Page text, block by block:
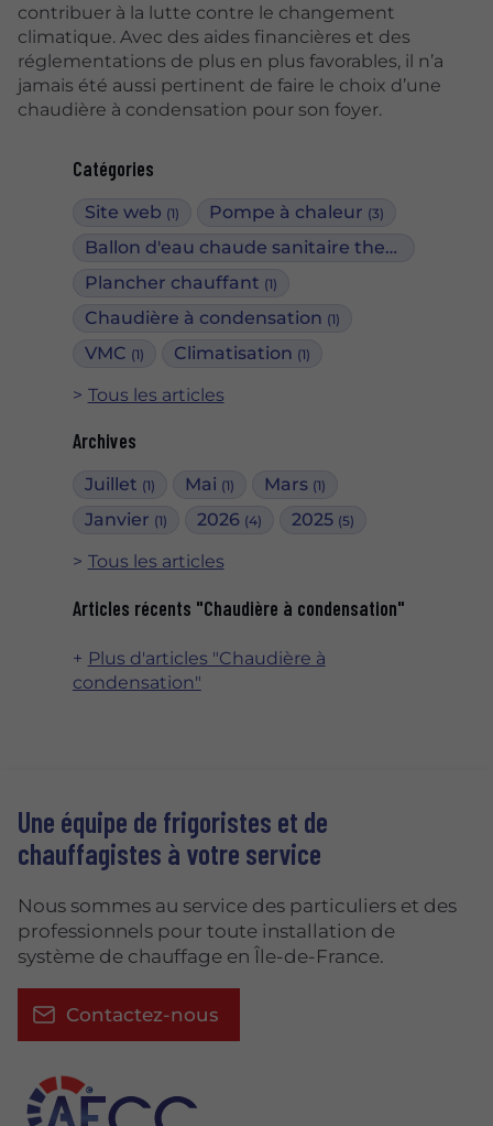
Catégories
Site web (1) Pompe à chaleur (3)
Ballon d'eau chaude sanitaire thermodynamique
Plancher chauffant (1)
Chaudière à condensation (1)
VMC (1) Climatisation (1)
Tous les articles
Archives
Juillet (1) Mai (1) Mars (1)
Janvier (1) 2026 (4) 2025 (5)
Tous les articles
Articles récents "Chaudière à condensation"
Plus d'articles "Chaudière à
condensation"
contribuer à la lutte contre le changement
climatique. Avec des aides financières et des
réglementations de plus en plus favorables, il n’a
jamais été aussi pertinent de faire le choix d’une
chaudière à condensation pour son foyer.
Une équipe de frigoristes et de
chauffagistes à votre service
Nous sommes au service des particuliers et des
professionnels pour toute installation de
système de chauffage en Île-de-France.
Contactez-nous